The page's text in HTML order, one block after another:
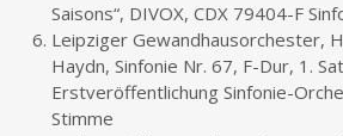
Saisons“, DIVOX, CDX 79404-F
Leipziger Gewandhausorchester,
Haydn, Sinfonie Nr. 67, F-Dur, 1.
Erstveröffentlichung Sinfonie-
Stimme